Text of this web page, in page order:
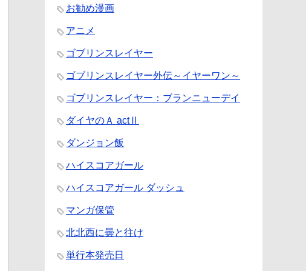
お勧め漫画
アニメ
ゴブリンスレイヤー
ゴブリンスレイヤー外伝～イヤーワン～
ゴブリンスレイヤー：ブランニューデイ
ダイヤのＡ actⅡ
ダンジョン飯
ハイスコアガール
ハイスコアガール ダッシュ
マンガ保管
北北西に曇と往け
単行本発売日